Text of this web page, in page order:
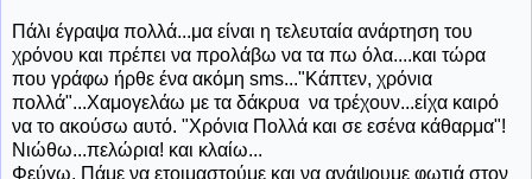
Πάλι έγραψα πολλά...μα είναι η τελευταία ανάρτηση του
χρόνου και πρέπει να προλάβω να τα πω όλα....και τώρα
που γράφω ήρθε ένα ακόμη sms..."Κάπτεν, χρόνια
πολλά"...Χαμογελάω με τα δάκρυα να τρέχουν...είχα καιρό
να το ακούσω αυτό. "Χρόνια Πολλά και σε εσένα κάθαρμα"!
Νιώθω...πελώρια! και κλαίω...
Φεύγω. Πάμε να ετοιμαστούμε και να ανάψουμε φωτιά στον